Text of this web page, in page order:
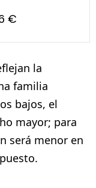
€
la
familia
bajos, el
mayor; para
será menor en